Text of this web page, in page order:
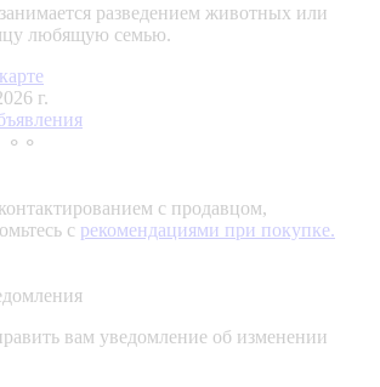
разведением животных или
любящую семью.
г.
⚬⚬
с продавцом,
с рекомендациями при покупке.
вам уведомление об изменении